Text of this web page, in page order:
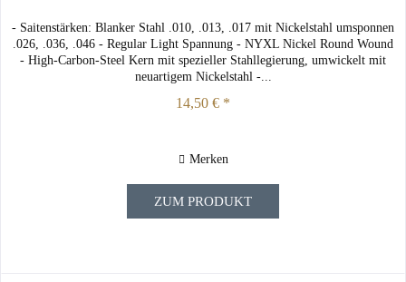
- Saitenstärken: Blanker Stahl .010, .013, .017 mit Nickelstahl umsponnen
.026, .036, .046 - Regular Light Spannung - NYXL Nickel Round Wound
- High-Carbon-Steel Kern mit spezieller Stahllegierung, umwickelt mit
neuartigem Nickelstahl -...
14,50 € *
Merken
ZUM PRODUKT